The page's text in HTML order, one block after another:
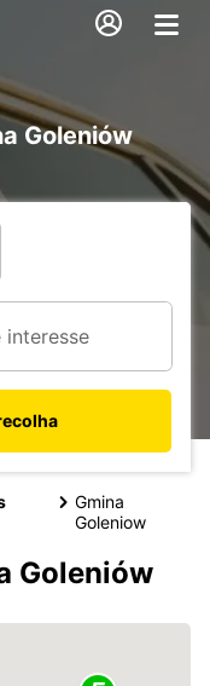
Goleniów
Gmina
Goleniow
Goleniów